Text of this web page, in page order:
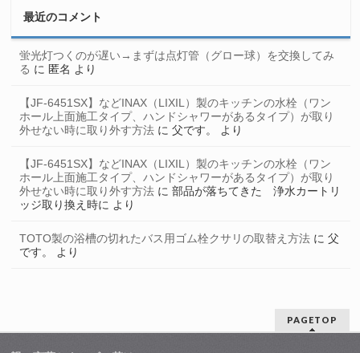
最近のコメント
蛍光灯つくのが遅い→まずは点灯管（グロー球）を交換してみ
る に 匿名 より
【JF-6451SX】などINAX（LIXIL）製のキッチンの水栓（ワン
ホール上面施工タイプ、ハンドシャワーがあるタイプ）が取り
外せない時に取り外す方法 に父です。 より
【JF-6451SX】などINAX（LIXIL）製のキッチンの水栓（ワン
ホール上面施工タイプ、ハンドシャワーがあるタイプ）が取り
外せない時に取り外す方法 に部品が落ちてきた 浄水カートリ
ッジ取り換え時に より
TOTO製の浴槽の切れたバス用ゴム栓クサリの取替え方法 に父
です。
より
PAGETOP